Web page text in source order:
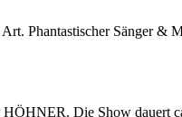
Phantastischer Sänger &
Die Show dauert